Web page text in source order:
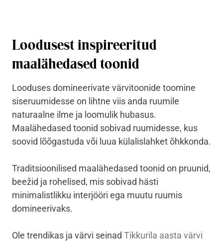
Loodusest inspireeritud
maalähedased toonid
Looduses domineerivate värvitoonide toomine
siseruumidesse on lihtne viis anda ruumile
naturaalne ilme ja loomulik hubasus.
Maalähedased toonid sobivad ruumidesse, kus
soovid lõõgastuda või luua külalislahket õhkkonda.
Traditsioonilised maalähedased toonid on pruunid,
beežid ja rohelised, mis sobivad hästi
minimalistlikku interjööri ega muutu ruumis
domineerivaks.
Ole trendikas ja värvi seinad Tikkurila aasta värvi